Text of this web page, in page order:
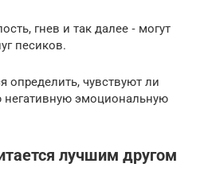
гнев и так далее ‐ могут
песиков.
определить, чувствуют ли
эмоциональную
лучшим другом